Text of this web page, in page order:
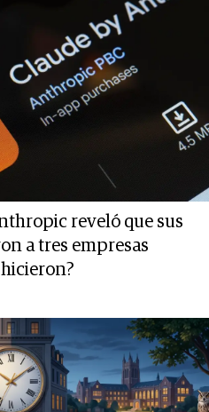
reveló que sus
a tres empresas